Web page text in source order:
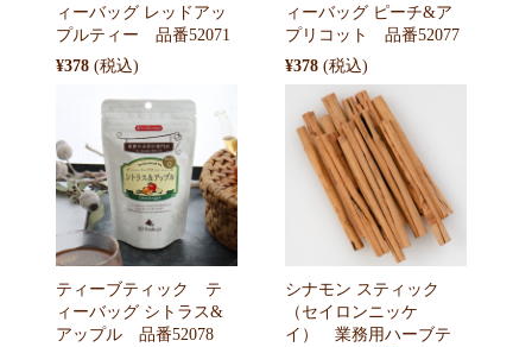
ィーバッグ レッドアッ
プルティー 品番52071
¥378
ィーバッグ ピーチ&ア
プリコット 品番52077
¥378
ティーブティック テ
ィーバッグ シトラス&
アップル 品番52078
シナモン スティック
（セイロンニッケ
イ） 業務用ハーブテ